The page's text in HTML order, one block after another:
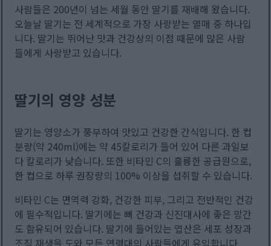
사람들은 200년이 넘는 세월 동안 딸기를 재배해 왔습니다.
오늘날 딸기는 전 세계적으로 가장 사랑받는 열매 중 하나입
니다. 딸기는 뛰어난 맛과 건강상의 이점 때문에 많은 사람
들에게 사랑받고 있습니다.
딸기의 영양 성분
딸기는 영양소가 풍부하여 맛있고 건강한 간식입니다. 한 컵
분량(약 240ml)에는 약 45칼로리가 들어 있어 다른 과일보
다 칼로리가 낮습니다. 또한 비타민 C의 훌륭한 공급원으로,
한 컵으로 하루 권장량의 100% 이상을 섭취할 수 있습니다.
비타민 C는 면역력 강화, 건강한 피부, 그리고 전반적인 건강
에 필수적입니다. 딸기에는 뼈 건강과 신진대사에 좋은 망간
도 함유되어 있습니다. 딸기에 들어있는 엽산은 세포 성장과